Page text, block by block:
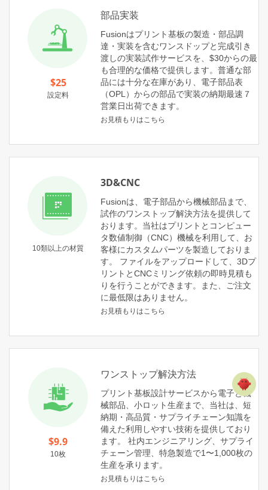
$25
設定料
部品実装
Fusionはプリント基板の製造・部品調
達・実装を含むワンスドップと完成引き
渡しの実装試作サービスを、$30からの最
も合理的な価格で提供します。普通な部
品には十分な在庫があり、電子部品表
（OPL）からの部品で実装の納期最速７
営業日出荷できます。
お見積もりはこちら
10類以上の材質
3D&CNC
Fusionは、電子部品から機械部品まで、
試作のワンストップ解決方法を提供して
おります。当社はプリントとコンピュー
タ数値制御（CNC）機械を利用して、お
客様にカスタムパーツを製造しておりま
す。 ファイルをアップロードして、3Dプ
リントとCNCミリング依頼の即時見積も
りを行うことができます。また、ご注文
に最低限はありません。
お見積もりはこちら
$9.9
10枚
ワンストップ解決方法
プリント基板設計サービスから電子と機
械部品、小ロット生産まで、当社は、短
納期・高品質・サプライチェーン知識を
備えた利用しやすい技術を提供しており
ます。 社内エンジニアリング、サプライ
チェーン管理、特急製造で1〜1,000枚の
生産を承ります。
お見積もりはこちら